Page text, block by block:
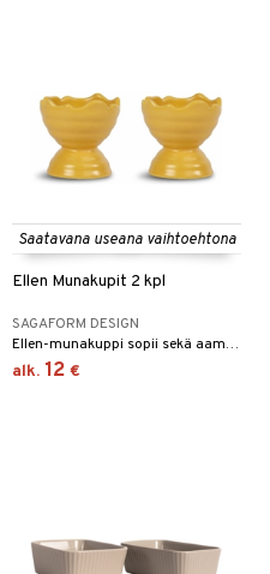
Saatavana useana vaihtoehtona
Ellen Munakupit 2 kpl
SAGAFORM DESIGN
Ellen-munakuppi sopii sekä aamiaiselle että pääsiäisaterialle, ja se sopii hyvin yhteen kaikkien saman sarjan muiden esineiden kanssa.
alk. 12 €